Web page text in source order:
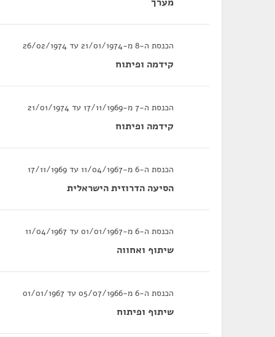
הכנסת ה-8 מ-21/01/1974 עד 26/02/1974
קידמה ופיתוח
הכנסת ה-7 מ-17/11/1969 עד 21/01/1974
קידמה ופיתוח
הכנסת ה-6 מ-11/04/1967 עד 17/11/1969
הסיעה הדרוזית הישראלית
הכנסת ה-6 מ-01/01/1967 עד 11/04/1967
שיתוף ואחווה
הכנסת ה-6 מ-05/07/1966 עד 01/01/1967
שיתוף ופיתוח